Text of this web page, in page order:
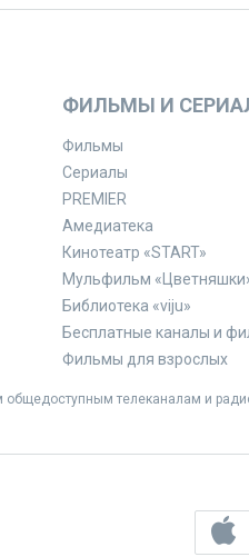
ФИЛЬМЫ И
Фильмы
Сериалы
PREMIER
Амедиатека
Кинотеатр «START»
Мульфильм
Библиотека «viju»
Бесплатные каналы и
Фильмы для взрослых
телеканалам и